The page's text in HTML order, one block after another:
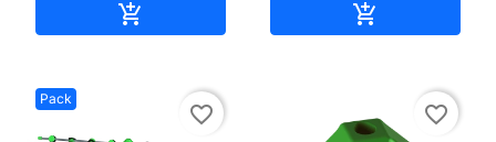
 
Pack
favorite_border favorite_border